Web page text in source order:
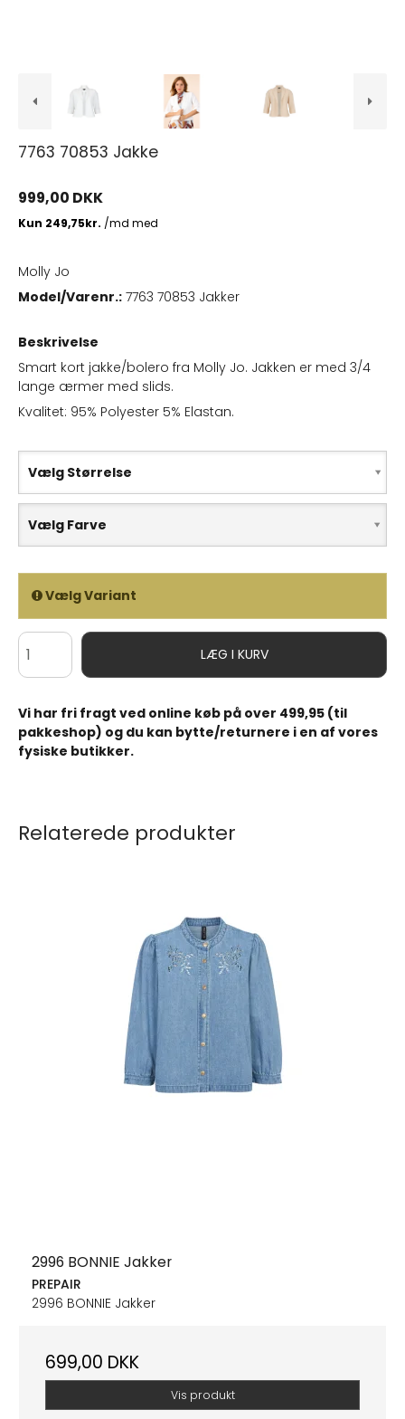
7763 70853 Jakke
999,00 DKK
Molly Jo
Model/Varenr.: 7763 70853 Jakker
Beskrivelse
Smart kort jakke/bolero fra Molly Jo. Jakken er med 3/4
lange ærmer med slids.
Kvalitet: 95% Polyester 5% Elastan.
Vælg Størrelse
Vælg Farve
Vælg Variant
LÆG I KURV
Vi har fri fragt ved online køb på over 499,95 (til
pakkeshop) og du kan bytte/returnere i en af vores
fysiske butikker.
Relaterede produkter
2996 BONNIE Jakker
PREPAIR
2996 BONNIE Jakker
699,00 DKK
Vis produkt